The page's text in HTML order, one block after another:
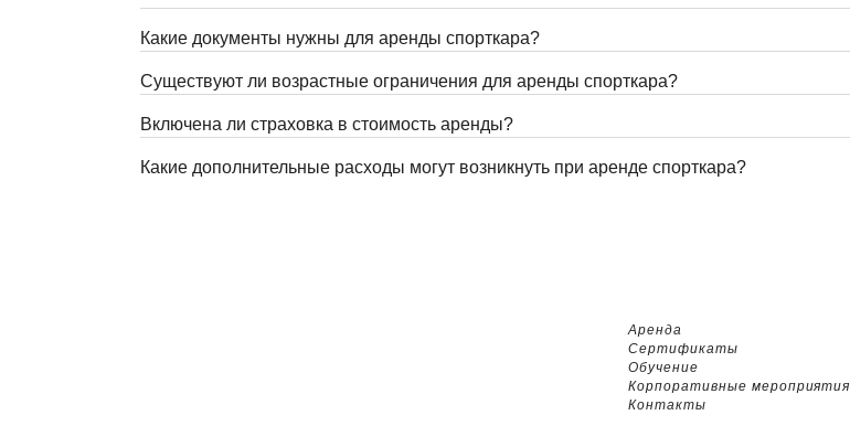
Какие документы нужны для аренды спорткара?
Существуют ли возрастные ограничения для аренды спорткара?
Включена ли страховка в стоимость аренды?
Какие дополнительные расходы могут возникнуть при аренде спорткара?
Аренда
Сертификаты
Обучение
Корпоративные мероприятия
Контакты